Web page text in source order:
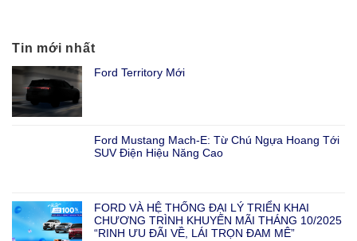
Tin mới nhất
Ford Territory Mới
Ford Mustang Mach-E: Từ Chú Ngựa Hoang Tới
SUV Điện Hiệu Năng Cao
FORD VÀ HỆ THỐNG ĐẠI LÝ TRIỂN KHAI
CHƯƠNG TRÌNH KHUYẾN MÃI THÁNG 10/2025
“RINH ƯU ĐÃI VỀ, LÁI TRỌN ĐAM MÊ”